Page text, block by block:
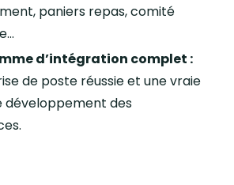
paniers repas, comité
d’intégration complet :
de poste réussie et une vraie
développement des